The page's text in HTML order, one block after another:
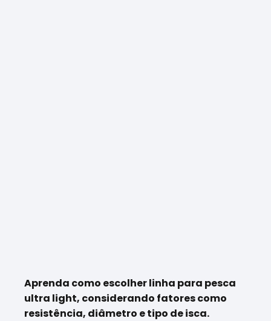
Aprenda como escolher linha para pesca
ultra light, considerando fatores como
resistência, diâmetro e tipo de isca.